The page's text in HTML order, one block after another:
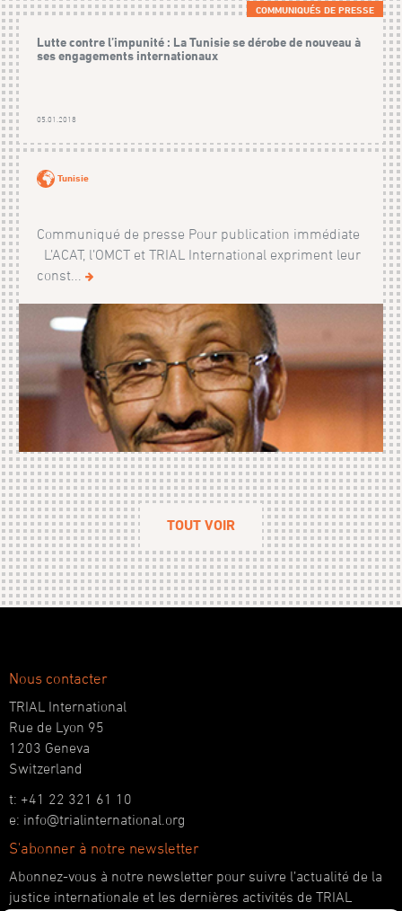
COMMUNIQUÉS DE PRESSE
Lutte contre l’impunité : La Tunisie se dérobe de nouveau à
ses engagements internationaux
05.01.2018
Tunisie
Communiqué de presse Pour publication immédiate
L’ACAT, l’OMCT et TRIAL International expriment leur
const...
TOUT VOIR
Nous contacter
TRIAL International
Rue de Lyon 95
1203 Geneva
Switzerland
t: +41 22 321 61 10
e: info@trialinternational.org
S'abonner à notre newsletter
Abonnez-vous à notre newsletter pour suivre l’actualité de la
justice internationale et les dernières activités de TRIAL